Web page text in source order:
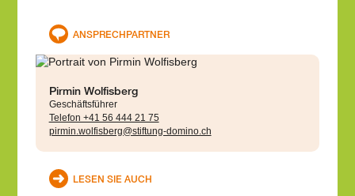
ANSPRECHPARTNER
Pirmin Wolfisberg
Geschäftsführer
Telefon +41 56 444 21 75
pirmin.wolfisberg@stiftung-domino.ch
LESEN SIE AUCH